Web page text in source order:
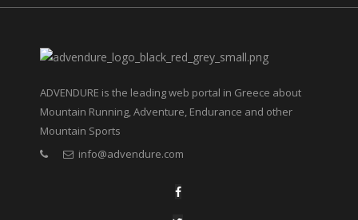
ADVENDURE is the leading web portal in Greece about
Mountain Running, Adventure, Endurance and other
Mountain Sports
info@advendure.com